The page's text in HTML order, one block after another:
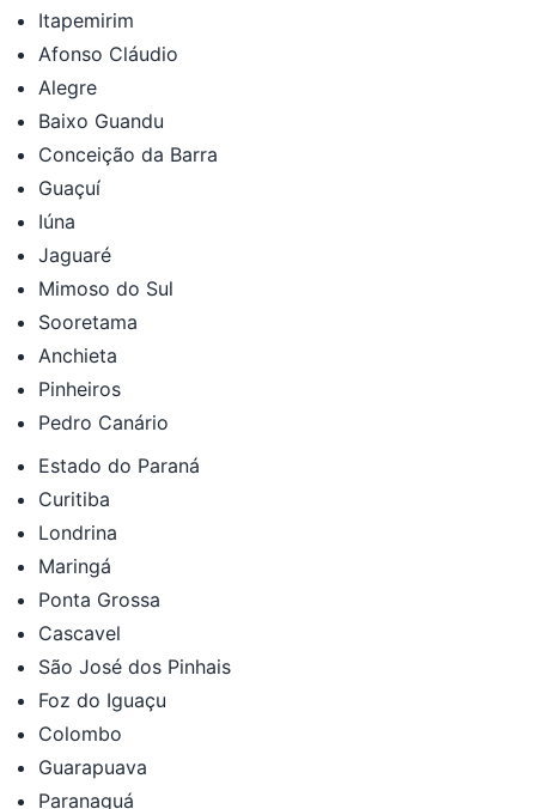
Itapemirim
Afonso Cláudio
Alegre
Baixo Guandu
Conceição da Barra
Guaçuí
Iúna
Jaguaré
Mimoso do Sul
Sooretama
Anchieta
Pinheiros
Pedro Canário
Estado do Paraná
Curitiba
Londrina
Maringá
Ponta Grossa
Cascavel
São José dos Pinhais
Foz do Iguaçu
Colombo
Guarapuava
Paranaguá